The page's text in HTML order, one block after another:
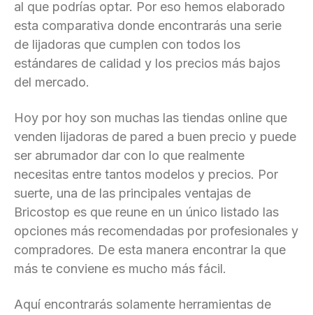
al que podrías optar. Por eso hemos elaborado
esta comparativa donde encontrarás una serie
de lijadoras que cumplen con todos los
estándares de calidad y los precios más bajos
del mercado.
Hoy por hoy son muchas las tiendas online que
venden lijadoras de pared a buen precio y puede
ser abrumador dar con lo que realmente
necesitas entre tantos modelos y precios. Por
suerte, una de las principales ventajas de
Bricostop es que reune en un único listado las
opciones más recomendadas por profesionales y
compradores. De esta manera encontrar la que
más te conviene es mucho más fácil.
Aquí encontrarás solamente herramientas de